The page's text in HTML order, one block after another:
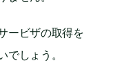
ービザの取得を
しょう。